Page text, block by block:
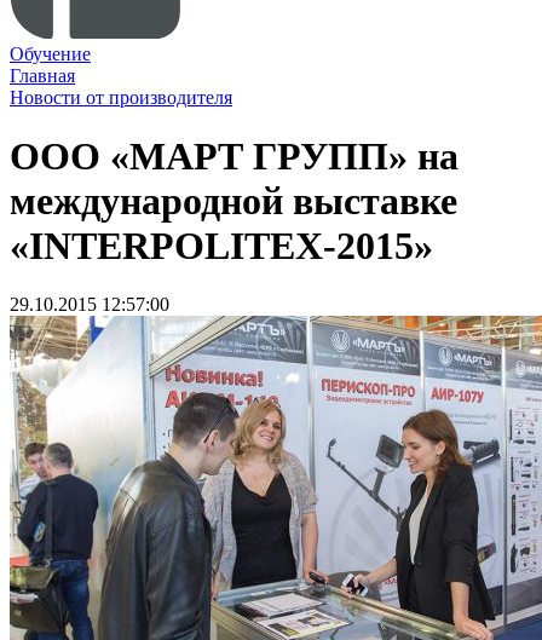
Обучение
Главная
Новости от производителя
ООО «МАРТ ГРУПП» на
международной выставке
«INTERPOLITEX-2015»
29.10.2015 12:57:00